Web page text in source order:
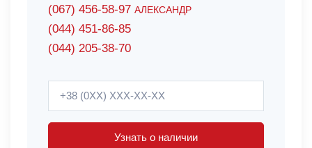
(067) 456-58-97 АЛЕКСАНДР
(044) 451-86-85
(044) 205-38-70
Узнать о наличии